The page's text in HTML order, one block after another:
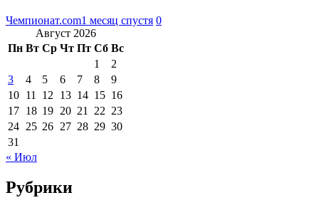
Чемпионат.com1 месяц спустя 0
Август 2026
Пн Вт Ср Чт Пт Сб Вс
1
2
3
4 5 6 7 8
9
10 11 12 13 14 15 16
17 18 19 20 21 22 23
24 25 26 27 28 29 30
31
« Июл
Рубрики